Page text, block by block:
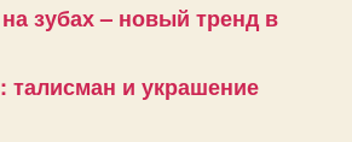
зубах – новый тренд в
талисман и украшение